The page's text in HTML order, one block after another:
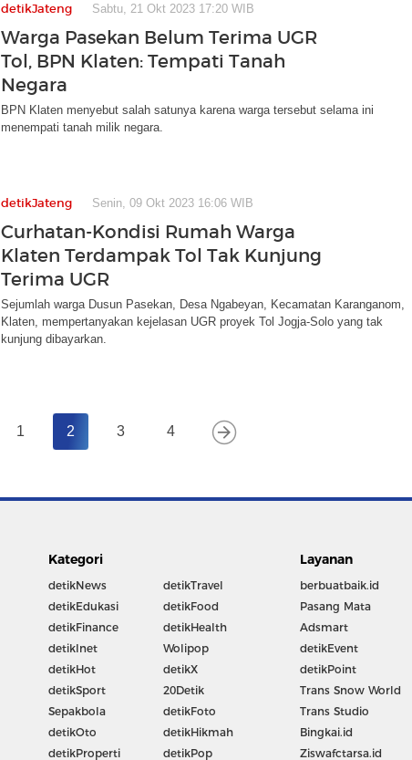
detikJateng Sabtu, 21 Okt 2023 17:20 WIB
Warga Pasekan Belum Terima UGR
Tol, BPN Klaten: Tempati Tanah
Negara
BPN Klaten menyebut salah satunya karena warga tersebut selama ini
menempati tanah milik negara.
detikJateng Senin, 09 Okt 2023 16:06 WIB
Curhatan-Kondisi Rumah Warga
Klaten Terdampak Tol Tak Kunjung
Terima UGR
Sejumlah warga Dusun Pasekan, Desa Ngabeyan, Kecamatan Karanganom,
Klaten, mempertanyakan kejelasan UGR proyek Tol Jogja-Solo yang tak
kunjung dibayarkan.
1 2 3 4
Kategori
detikNews
detikEdukasi
detikFinance
detikInet
detikHot
detikSport
Sepakbola
detikOto
detikProperti
detikTravel
detikFood
detikHealth
Wolipop
detikX
20Detik
detikFoto
detikHikmah
detikPop
Layanan
berbuatbaik.id
Pasang Mata
Adsmart
detikEvent
detikPoint
Trans Snow World
Trans Studio
Bingkai.id
Ziswafctarsa.id